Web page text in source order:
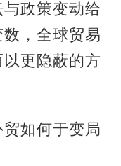
政策变动给
，全球贸易
更隐蔽的方
如何于变局